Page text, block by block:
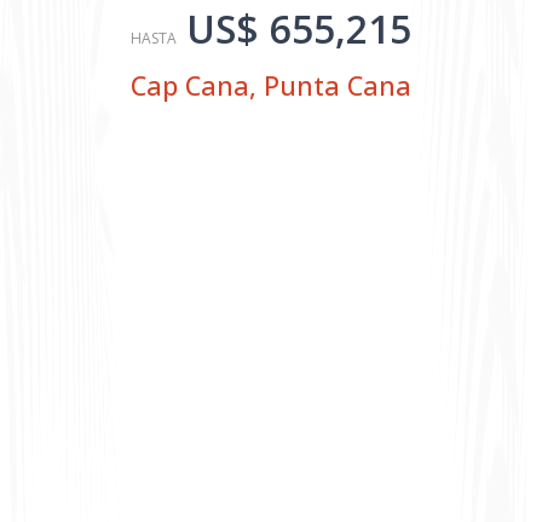
HASTA US$ 655,215
Cap Cana, Punta Cana